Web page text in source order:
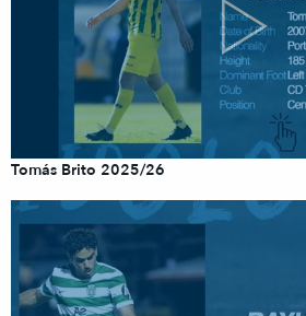
Tomás Brito 2025/26